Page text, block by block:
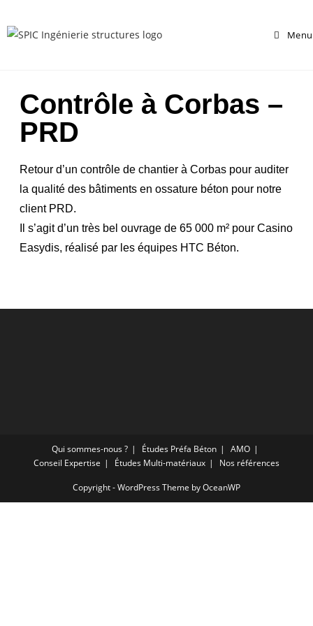
Menu
Contrôle à Corbas –
PRD
Retour d’un contrôle de chantier à Corbas pour auditer
la qualité des bâtiments en ossature béton pour notre
client PRD.
Il s’agit d’un très bel ouvrage de 65 000 m² pour Casino
Easydis, réalisé par les équipes HTC Béton.
Qui sommes-nous ?​ Études Préfa Béton
AMO
Conseil Expertise
Études Multi-matériaux Nos références
Copyright - WordPress Theme by OceanWP